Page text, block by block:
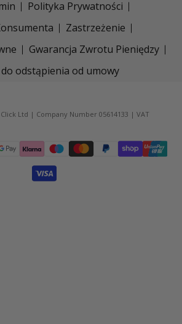
Polityka Prywatności
Zastrzeżenie
Gwarancja Zwrotu Pieniędzy
odstąpienia od umowy
Ltd | Company Number 05614133 | VAT